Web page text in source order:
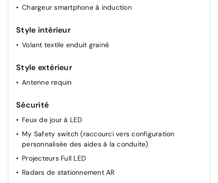
Chargeur smartphone à induction
Style intérieur
Volant textile enduit grainé
Style extérieur
Antenne requin
Sécurité
Feux de jour à LED
My Safety switch (raccourci vers configuration
personnalisée des aides à la conduite)
Projecteurs Full LED
Radars de stationnement AR